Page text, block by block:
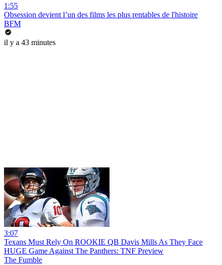
1:55
Obsession devient l’un des films les plus rentables de l'histoire
BFM
il y a 43 minutes
3:07
Texans Must Rely On ROOKIE QB Davis Mills As They Face
HUGE Game Against The Panthers: TNF Preview
The Fumble